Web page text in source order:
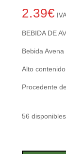
2.39€
BEBIDA DE
Bebida Avena
Alto contenido
Procedente
56 disponibles
DE